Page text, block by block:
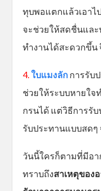
ทุบพอแตกแล้วเอา
จะช่วยให้สดชื่นและ
ทำงานได้สะดวกขึ้น
4.ใบแมงลักการรับ
ช่วยให้ระบบหายใจ
กรนได้ แต่วิธีการรั
รับประทานแบบสดๆ
วันนี้ใครก็ตามที่มีอา
ทราบถึงสาเหตุของ